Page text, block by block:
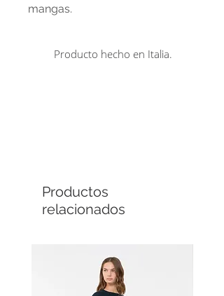
mangas.
Producto hecho en Italia.
Productos
relacionados